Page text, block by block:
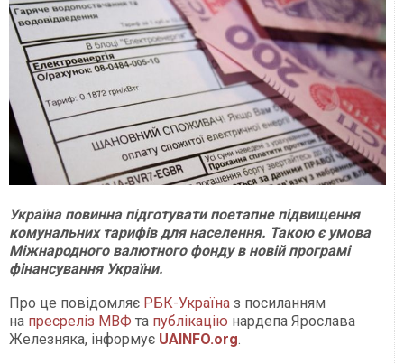
Україна повинна підготувати поетапне підвищення
комунальних тарифів для населення. Такою є умова
Міжнародного валютного фонду в новій програмі
фінансування України.
Про це повідомляє РБК-Україна з посиланням
на пресреліз МВФ та публікацію нардепа Ярослава
Железняка, інформує UAINFO.org.